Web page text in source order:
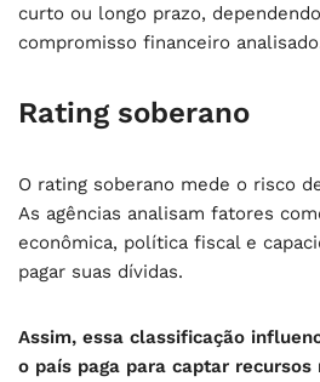
curto ou longo prazo,
compromisso financeiro
Rating soberano
O rating soberano mede o risco
As agências analisam fatores
econômica, política fiscal e
pagar suas dívidas.
Assim, essa classificação
o país paga para captar recursos